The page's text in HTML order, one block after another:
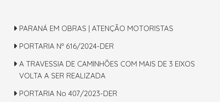
PARANÁ EM OBRAS | ATENÇÃO MOTORISTAS
PORTARIA Nº 616/2024-DER
A TRAVESSIA DE CAMINHÕES COM MAIS DE 3 EIXOS
VOLTA A SER REALIZADA
PORTARIA No 407/2023-DER